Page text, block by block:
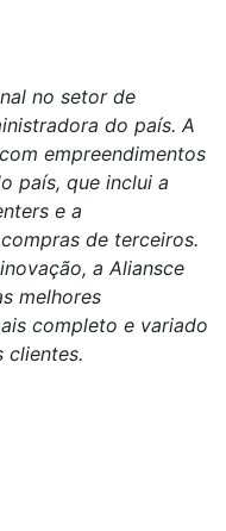
no setor de
do país. A
empreendimentos
país, que inclui a
e a
de terceiros.
a Aliansce
melhores
completo e variado
clientes.